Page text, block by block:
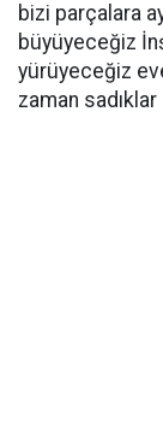
bizi parçalara
büyüyeceğiz
yürüyeceğiz
zaman